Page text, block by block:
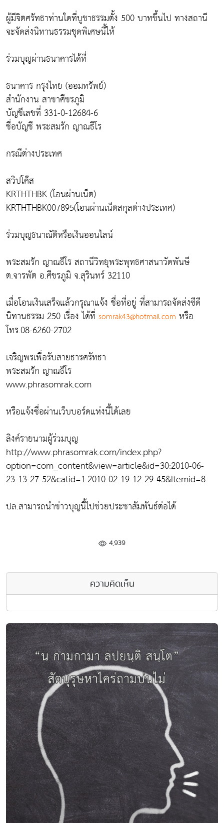
ผู้มีจิตศรัทธาท่านใดที่บูชาธรรมตั้ง 500 บาทขึ้นไป ทางสถานี
จะจัดส่งนิทานธรรมชุดพิเศษนี้ให้
ร่วมบุญผ่านธนาคารได้ที่
ธนาคาร กรุงไทย (ออมทรัพย์)
สำนักงาน สาขาศีขรภูมิ
บัญชีเลขที่ 331-0-12684-6
ชื่อบัญชี พระสมรัก ญาณธีโร
กรณีต่างประเทศ
สวิปโค๊ส
KRTHTHBK (โอนผ่านเน็ต)
KRTHTHBK007895(โอนผ่านเน็ตสกุลต่างประเทศ)
ร่วมบุญธนาณัติหรือเงินออนไลน์
พระสมรัก ญาณธีโร สถานีวิทยุพระพุทธศาสนาวัดพันษี
ต.จารพัต อ.ศีขรภูมิ จ.สุรินทร์ 32110
เมื่อโอนเงินเสร็จแล้วกรุณาแจ้ง ชื่อที่อยู่ ที่สามารถจัดส่งซีดี
นิทานธรรม 250 เรื่อง ได้ที่ somrak43@hotmail.com หรือ
โทร.08-6260-2702
เจริญพรเพื่อรับสายธารศรัทธา
พระสมรัก ญาณธีโร
www.phrasomrak.com
หรือแจ้งซื่อผ่านเว็บบอร์ดแห่งนี้ได้เลย
ลิงค์รายนามผู้ร่วมบุญ
http://www.phrasomrak.com/index.php?
option=com_content&view=article&id=30:2010-06-
23-13-27-52&catid=1:2010-02-19-12-29-45&Itemid=8
ปล.สามารถนำข่าวบุญนี้ไปช่วยประชาสัมพันธ์ต่อได้
4,939
ความคิดเห็น